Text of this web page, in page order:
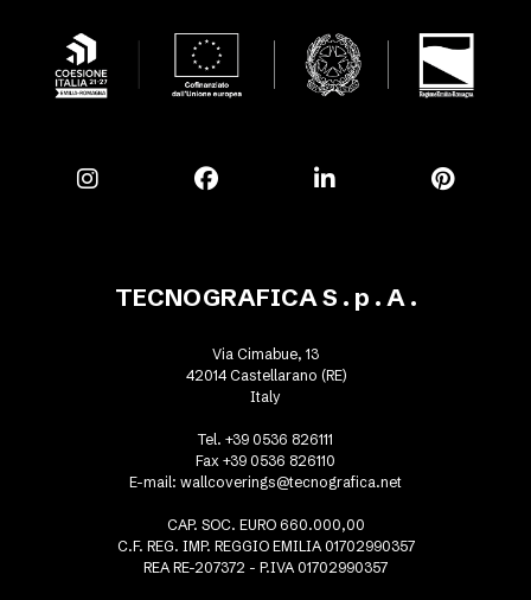
TECNOGRAFICA S . p . A .
Via Cimabue, 13
42014 Castellarano (RE)
Italy
Tel. +39 0536 826111
Fax +39 0536 826110
E-mail: wallcoverings@tecnografica.net
CAP. SOC. EURO 660.000,00
C.F. REG. IMP. REGGIO EMILIA 01702990357
REA RE-207372 - P.IVA 01702990357